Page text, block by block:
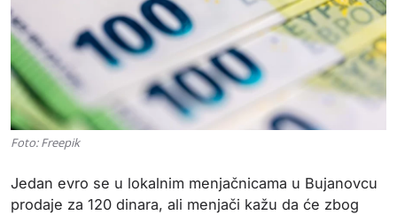
Foto: Freepik
Jedan evro se u lokalnim menjačnicama u Bujanovcu
prodaje za 120 dinara, ali menjači kažu da će zbog